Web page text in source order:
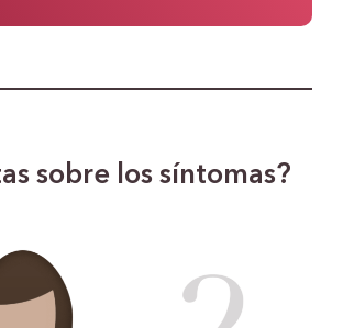
sobre los síntomas?